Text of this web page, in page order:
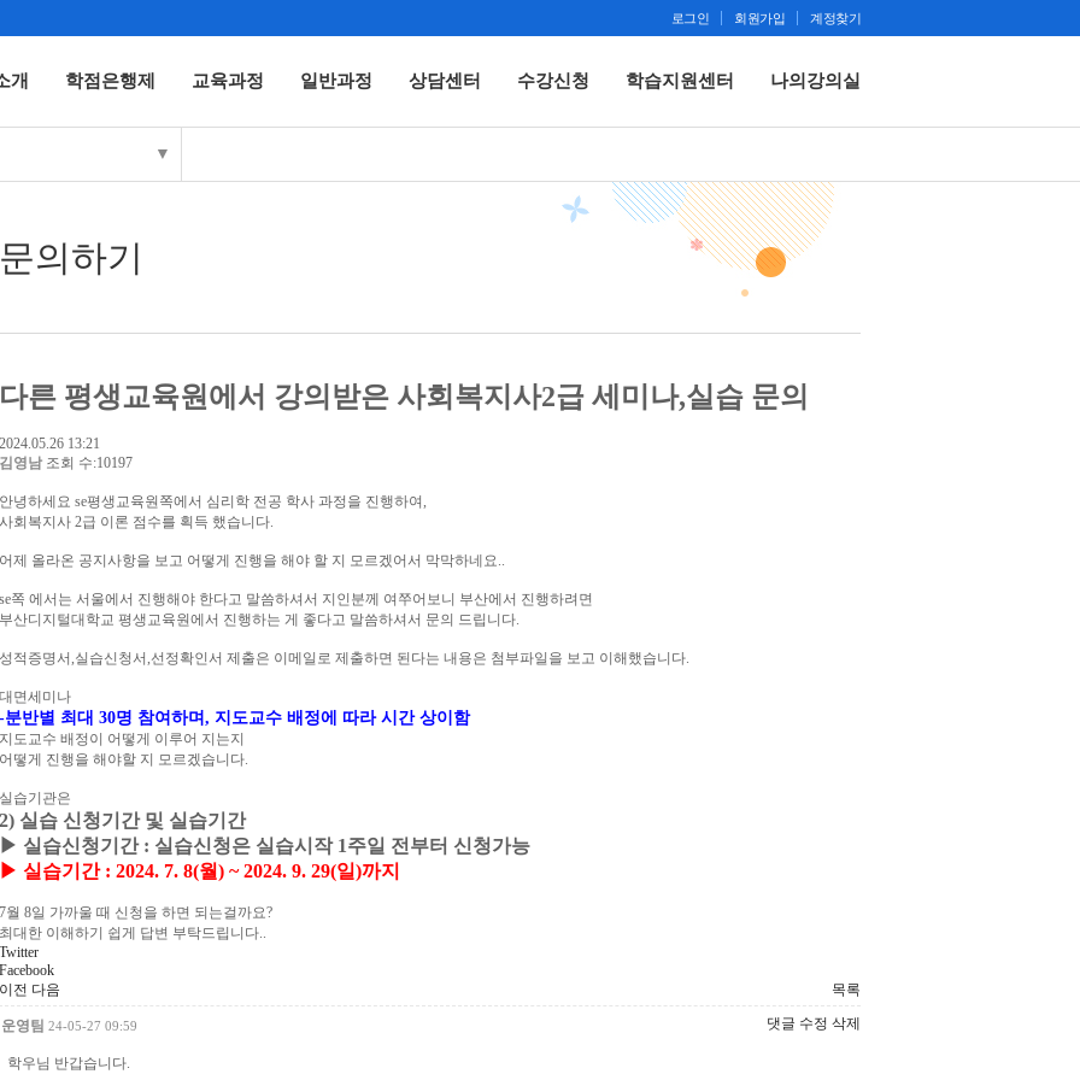
로그인 회원가입 계정찾기
개 학점은행제 교육과정 일반과정 상담센터 수강신청 학습지원센터 나의강의실
▼
문의하기
다른 평생교육원에서 강의받은 사회복지사2급 세미나,실습 문의
2024.05.26 13:21
김영남 조회 수:10197
안녕하세요 se평생교육원쪽에서 심리학 전공 학사 과정을 진행하여,
사회복지사 2급 이론 점수를 획득 했습니다.
어제 올라온 공지사항을 보고 어떻게 진행을 해야 할 지 모르겠어서 막막하네요..
se쪽 에서는 서울에서 진행해야 한다고 말씀하셔서 지인분께 여쭈어보니 부산에서 진행하려면
부산디지털대학교 평생교육원에서 진행하는 게 좋다고 말씀하셔서 문의 드립니다.
성적증명서,실습신청서,선정확인서 제출은 이메일로 제출하면 된다는 내용은 첨부파일을 보고 이해했습니다.
대면세미나
-분반별 최대 30명 참여하며 , 지도교수 배정에 따라 시간 상이함
지도교수 배정이 어떻게 이루어 지는지
어떻게 진행을 해야할 지 모르겠습니다.
실습기관은
2) 실습 신청기간 및 실습기간
▶ 실습신청기간 : 실습신청은 실습시작 1주일 전부터 신청가능
▶ 실습기간 : 2024. 7. 8(월) ~ 2024. 9. 29(일)까지
7월 8일 가까울 때 신청을 하면 되는걸까요?
최대한 이해하기 쉽게 답변 부탁드립니다..
Twitter
Facebook
이전 다음 목록
운영팀 24-05-27 09:59 댓글 수정 삭제
학우님 반갑습니다.